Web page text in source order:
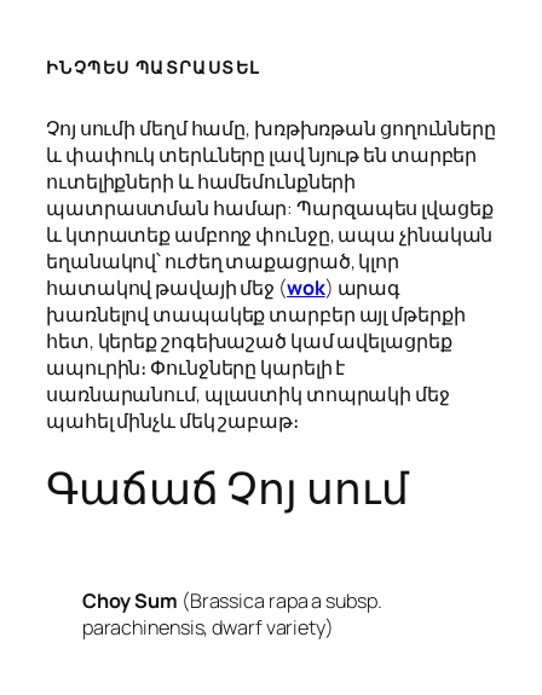
ԻՆՉՊԵՍ ՊԱՏՐԱՍՏԵԼ
Չոյ սումի մեղմ համը, խռթխռթան ցողունները
և փափուկ տերևները լավ նյութ են տարբեր
ուտելիքների և համեմունքների
պատրաստման համար: Պարզապես լվացեք
և կտրատեք ամբողջ փունջը, ապա չինական
եղանակով՝ ուժեղ տաքացրած, կլոր
հատակով թավայի մեջ (wok) արագ
խառնելով տապակեք տարբեր այլ մթերքի
հետ, կերեք շոգեխաշած կամ ավելացրեք
ապուրին։ Փունջները կարելի է
սառնարանում, պլաստիկ տոպրակի մեջ
պահել մինչև մեկ շաբաթ։
Գաճաճ Չոյ սում
Choy Sum (Brassica rapa a subsp.
parachinensis, dwarf variety)